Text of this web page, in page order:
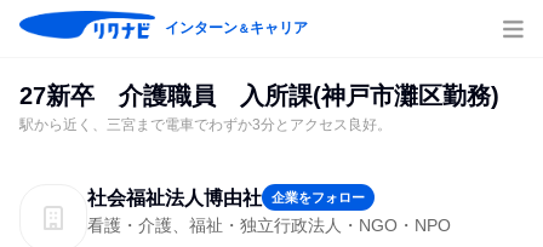
インターン＆キャリア
27新卒 介護職員 入所課(神戸市灘区勤務)
駅から近く、三宮まで電車でわずか3分とアクセス良好。
社会福祉法人博由社 企業をフォロー
看護・介護、福祉・独立行政法人・NGO・NPO